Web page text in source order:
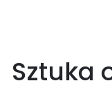
Sztuka